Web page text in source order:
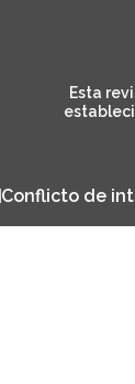
Esta
Conflicto de